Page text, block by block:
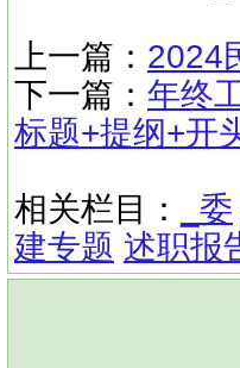
上一篇： 2024
下一篇： 年终
标题+提纲+开
相关栏目： _委
建专题 述职报